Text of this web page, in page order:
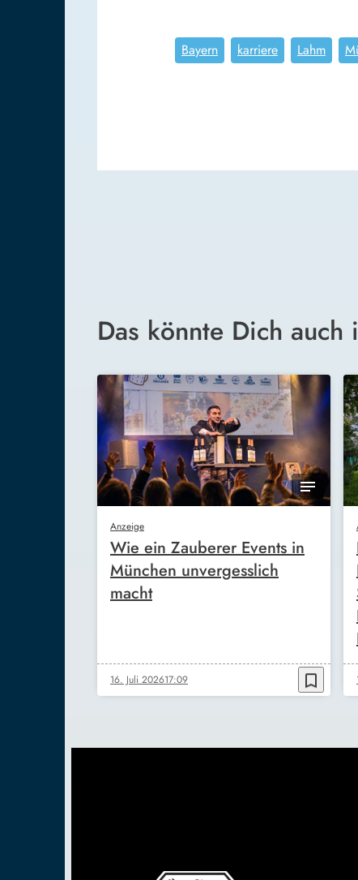
Bayern karriere Lahm
Das könnte Dich auch
Anzeige
Wie ein Zauberer Events in
München unvergesslich
macht
16. Juli 202617:09 bookmark_border